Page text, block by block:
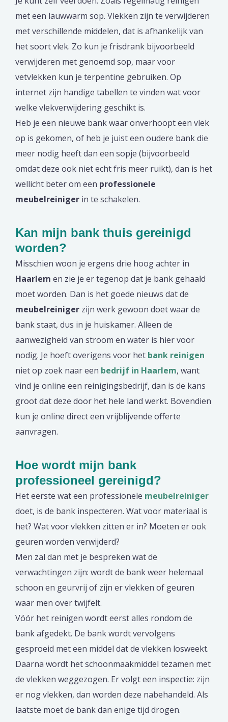
met een lauwwarm sop. Vlekken zijn te verwijderen
met verschillende middelen, dat is afhankelijk van
het soort vlek. Zo kun je frisdrank bijvoorbeeld
verwijderen met genoemd sop, maar voor
vetvlekken kun je terpentine gebruiken. Op
internet zijn handige tabellen te vinden wat voor
welke vlekverwijdering geschikt is.
Heb je een nieuwe bank waar onverhoopt een vlek
op is gekomen, of heb je juist een oudere bank die
meer nodig heeft dan een sopje (bijvoorbeeld
omdat deze ook niet echt fris meer ruikt), dan is het
wellicht beter om een professionele
meubelreiniger in te schakelen.
Kan mijn bank thuis gereinigd
worden?
Misschien woon je ergens drie hoog achter in
Haarlem en zie je er tegenop dat je bank gehaald
moet worden. Dan is het goede nieuws dat de
meubelreiniger zijn werk gewoon doet waar de
bank staat, dus in je huiskamer. Alleen de
aanwezigheid van stroom en water is hier voor
nodig. Je hoeft overigens voor het bank reinigen
niet op zoek naar een bedrijf in Haarlem, want
vind je online een reinigingsbedrijf, dan is de kans
groot dat deze door het hele land werkt. Bovendien
kun je online direct een vrijblijvende offerte
aanvragen.
Hoe wordt mijn bank
professioneel gereinigd?
Het eerste wat een professionele meubelreiniger
doet, is de bank inspecteren. Wat voor materiaal is
het? Wat voor vlekken zitten er in? Moeten er ook
geuren worden verwijderd?
Men zal dan met je bespreken wat de
verwachtingen zijn: wordt de bank weer helemaal
schoon en geurvrij of zijn er vlekken of geuren
waar men over twijfelt.
Vóór het reinigen wordt eerst alles rondom de
bank afgedekt. De bank wordt vervolgens
gesproeid met een middel dat de vlekken losweekt.
Daarna wordt het schoonmaakmiddel tezamen met
de vlekken weggezogen. Er volgt een inspectie: zijn
er nog vlekken, dan worden deze nabehandeld. Als
laatste moet de bank dan enige tijd drogen.